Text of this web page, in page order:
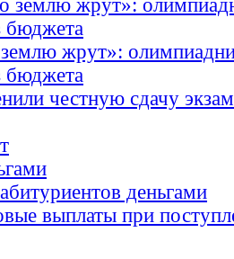
жрут»:
бюджета
честную сдачу
деньгами
выплаты при